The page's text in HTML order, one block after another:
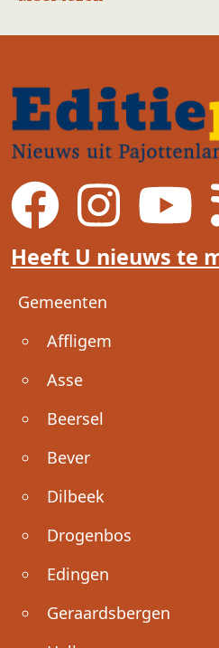
Heeft U nieuws te
Voet
Gemeenten
Affligem
Asse
Beersel
Bever
Dilbeek
Drogenbos
Edingen
Geraardsbergen